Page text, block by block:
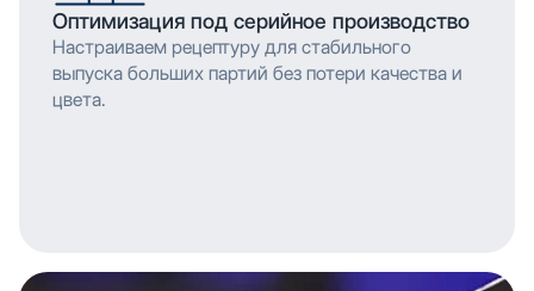
Оптимизация под серийное производство
Настраиваем рецептуру для стабильного
выпуска больших партий без потери качества и
цвета.